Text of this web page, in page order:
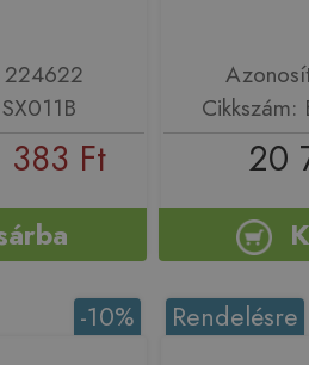
383 Ft 20
-10% Rendelésre